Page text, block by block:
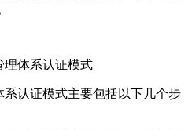
理体系认证模式
系认证模式主要包括以下几个步